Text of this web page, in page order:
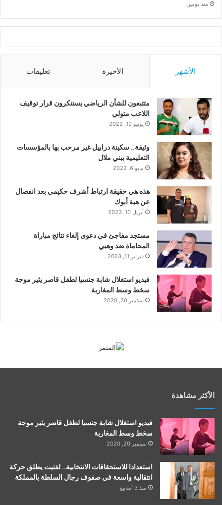
منذ يومين
الأشهر الأخيرة تعليقات
متتبعون للشأن الرياضي يستنكرون قرار توقيف
اللاعب متولي
يونيو 19, 2022
وثيقة.. سكينة درابيل غير مرحب بها بالمؤسسات
التعليمية ببني ملال
مايو 6, 2022
هذه هي حقيقة ارتباط أشرف حكيمي بعد انفصال
عن هبة أبوك
أبريل 10, 2023
مستجد مفاجئ في دعوى إلغاء نتائج مباراة
المحاماة ضد وهبي
فبراير 11, 2023
فيديو استغلال شابة جنسيا لطفل قاصر يثير موجة
سخط وسط المغاربة
سبتمبر 20, 2020
الأكثر مشاهدة
فيديو استغلال شابة جنسيا لطفل قاصر يثير موجة
سخط وسط المغاربة
سبتمبر 20, 2020
استعدادا للاستحقاقات الانتخابية.. لفتيت يطلق حركة
انتقالية واسعة في صفوف رجال السلطة بالمملكة
منذ 3 أسابيع